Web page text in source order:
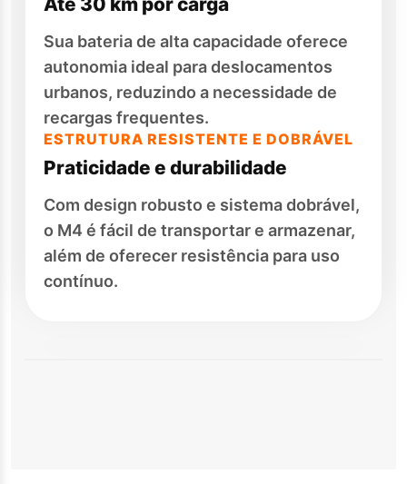
Sua bateria de alta capacidade oferece
autonomia ideal para deslocamentos
urbanos, reduzindo a necessidade de
recargas frequentes.
ESTRUTURA RESISTENTE E DOBRÁVEL
Praticidade e durabilidade
Com design robusto e sistema dobrável,
o M4 é fácil de transportar e armazenar,
além de oferecer resistência para uso
contínuo.